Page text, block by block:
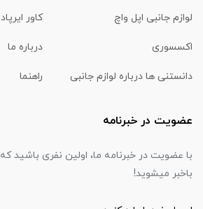
لوازم جانبی اپل واچ کاور ایرپاد
اکسسوری درباره ما
دانستنی ها درباره لوازم جانبی راهنما
عضویت در خبرنامه
با عضویت در خبرنامه ما، اولین نفری باشید
باخبر میشوید!